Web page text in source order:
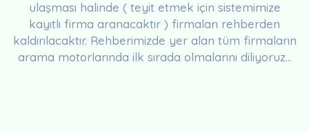
ulaşması halinde ( teyit etmek için sistemimize
kayıtlı firma aranacaktır ) firmaları rehberden
kaldırılacaktır. Rehberimizde yer alan tüm firmaların
arama motorlarında ilk sırada olmalarını diliyoruz...